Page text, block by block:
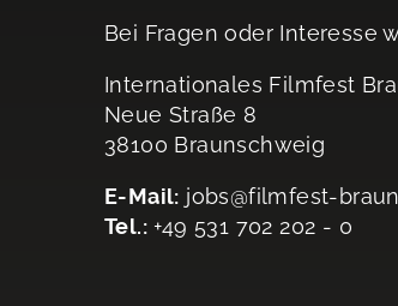
Bei Fragen oder Interesse
Internationales Filmfest
Neue Straße 8
38100 Braunschweig
E-Mail: jobs@filmfest-
Tel.: +49 531 702 202 - 0